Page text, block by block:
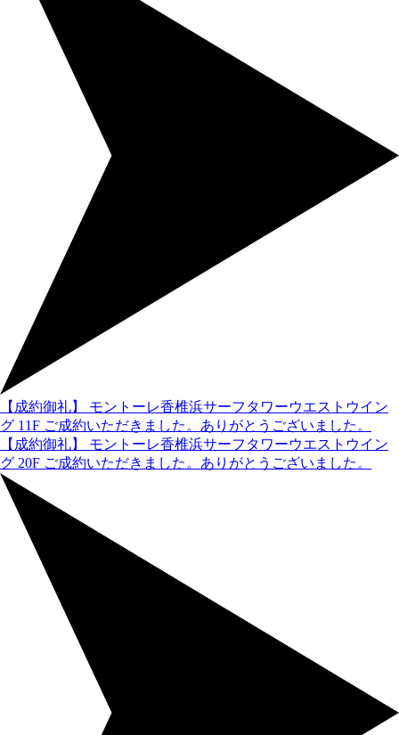
【成約御礼】 モントーレ香椎浜サーフタワーウエストウイン
グ 11F ご成約いただきました。ありがとうございました。
【成約御礼】 モントーレ香椎浜サーフタワーウエストウイン
グ 20F ご成約いただきました。ありがとうございました。